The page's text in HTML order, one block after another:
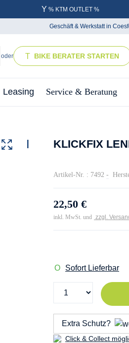
% KTM OUTLET %
Geschäft & Werkstatt in
oder BIKE BERATER STARTEN
Leasing Service & Beratung
KLICKFIX
Artikel-Nr. : 7492 -
22,50 €
inkl. MwSt. und zzgl.
Sofort Lieferbar
Extra Schutz?
Click & Collect